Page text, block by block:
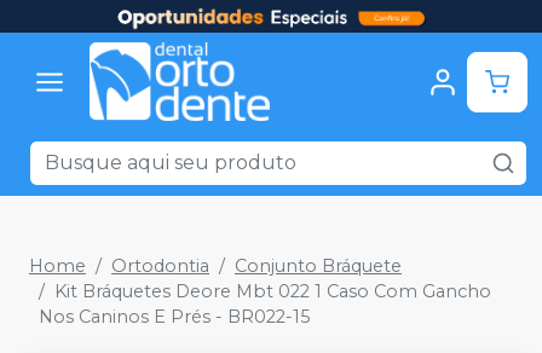
Home Ortodontia
Conjunto Bráquete
Kit Bráquetes Deore Mbt 022 1 Caso Com Gancho
Nos Caninos E Prés - BR022-15